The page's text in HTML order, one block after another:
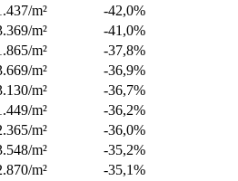
m²
-42,0%
m²
-41,0%
m²
-37,8%
m²
-36,9%
m²
-36,7%
m²
-36,2%
m²
-36,0%
m²
-35,2%
m²
-35,1%